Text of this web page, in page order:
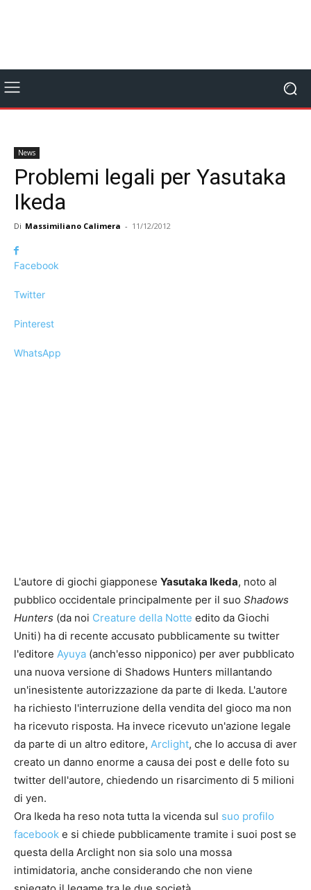
News
Problemi legali per Yasutaka
Ikeda
Di Massimiliano Calimera - 11/12/2012
Facebook
Twitter
Pinterest
WhatsApp
L'autore di giochi giapponese Yasutaka Ikeda, noto al
pubblico occidentale principalmente per il suo Shadows
Hunters (da noi Creature della Notte edito da Giochi
Uniti) ha di recente accusato pubblicamente su twitter
l'editore Ayuya (anch'esso nipponico) per aver pubblicato
una nuova versione di Shadows Hunters millantando
un'inesistente autorizzazione da parte di Ikeda. L'autore
ha richiesto l'interruzione della vendita del gioco ma non
ha ricevuto risposta. Ha invece ricevuto un'azione legale
da parte di un altro editore, Arclight, che lo accusa di aver
creato un danno enorme a causa dei post e delle foto su
twitter dell'autore, chiedendo un risarcimento di 5 milioni
di yen.
Ora Ikeda ha reso nota tutta la vicenda sul suo profilo
facebook e si chiede pubblicamente tramite i suoi post se
questa della Arclight non sia solo una mossa
intimidatoria, anche considerando che non viene